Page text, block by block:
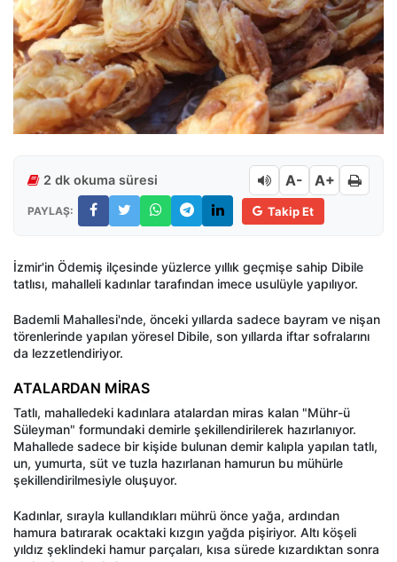
2 dk okuma süresi A- A+
PAYLAŞ: Takip Et
İzmir'in Ödemiş ilçesinde yüzlerce yıllık geçmişe sahip Dibile
tatlısı, mahalleli kadınlar tarafından imece usulüyle yapılıyor.
Bademli Mahallesi'nde, önceki yıllarda sadece bayram ve nişan
törenlerinde yapılan yöresel Dibile, son yıllarda iftar sofralarını
da lezzetlendiriyor.
ATALARDAN MİRAS
Tatlı, mahalledeki kadınlara atalardan miras kalan "Mühr-ü
Süleyman" formundaki demirle şekillendirilerek hazırlanıyor.
Mahallede sadece bir kişide bulunan demir kalıpla yapılan tatlı,
un, yumurta, süt ve tuzla hazırlanan hamurun bu mühürle
şekillendirilmesiyle oluşuyor.
Kadınlar, sırayla kullandıkları mührü önce yağa, ardından
hamura batırarak ocaktaki kızgın yağda pişiriyor. Altı köşeli
yıldız şeklindeki hamur parçaları, kısa sürede kızardıktan sonra